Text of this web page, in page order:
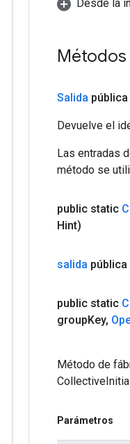
Desde la
Salida pública
Devuelve el
Las entradas
método se
public static
Hint)
salida pública
public static
groupKey,
Método de
Parámetros